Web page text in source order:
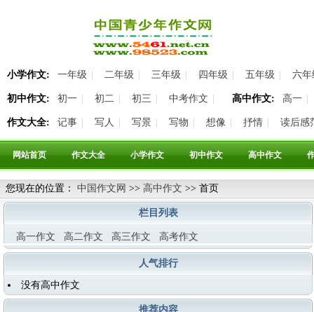
小学作文: 一年级 二年级 三年级 四年级 五年级 六年
初中作文: 初一 初二 初三 中考作文 高中作文: 高一
作文大全: 记事 写人 写景 写物 想像 抒情 读后感
网站首页 作文大全 小学作文 初中作文 高中作文
您现在的位置： 中国作文网 >> 高中作文 >> 首页
栏目列表
高一作文 高二作文 高三作文 高考作文
人气排行
没有高中作文
推荐内容